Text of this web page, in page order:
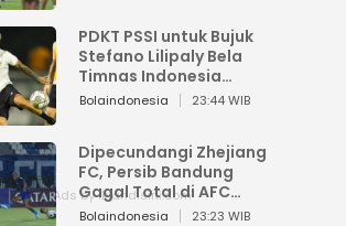
PDKT PSSI untuk Bujuk
Stefano Lilipaly Bela
Timnas Indonesia
Berakhir Berantakan
Bolaindonesia 23:44 WIB
Dipecundangi Zhejiang
FC, Persib Bandung
Gagal Total di AFC
Champions League Two
Bolaindonesia 23:23 WIB